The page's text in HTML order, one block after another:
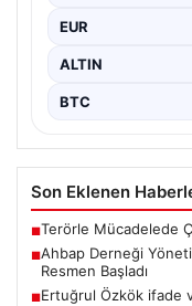
EUR
ALTIN
BTC
Son Eklenen
■Terörle Mücadelede
■Ahbap Derneği
Resmen Başladı
■Ertuğrul Özkök ifade